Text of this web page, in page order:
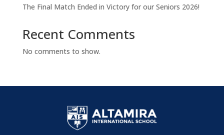
The Final Match Ended in Victory for our Seniors 2026!
Recent Comments
No comments to show.